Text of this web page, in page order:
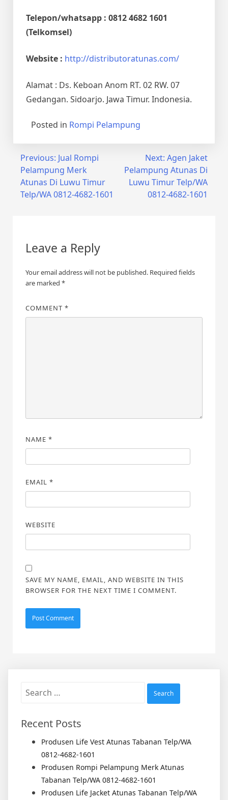
Telepon/whatsapp : 0812 4682 1601
(Telkomsel)
Website : http://distributoratunas.com/
Alamat : Ds. Keboan Anom RT. 02 RW. 07
Gedangan. Sidoarjo. Jawa Timur. Indonesia.
Posted in Rompi Pelampung
Post
navigation
Previous: Jual Rompi
Pelampung Merk
Atunas Di Luwu Timur
Telp/WA 0812-4682-1601
Next: Agen Jaket
Pelampung Atunas Di
Luwu Timur Telp/WA
0812-4682-1601
Leave a Reply
Your email address will not be published. Required fields
are marked *
COMMENT *
NAME *
EMAIL *
WEBSITE
SAVE MY NAME, EMAIL, AND WEBSITE IN THIS
BROWSER FOR THE NEXT TIME I COMMENT.
Search
Recent Posts
Produsen Life Vest Atunas Tabanan Telp/WA
0812-4682-1601
Produsen Rompi Pelampung Merk Atunas
Tabanan Telp/WA 0812-4682-1601
Produsen Life Jacket Atunas Tabanan Telp/WA